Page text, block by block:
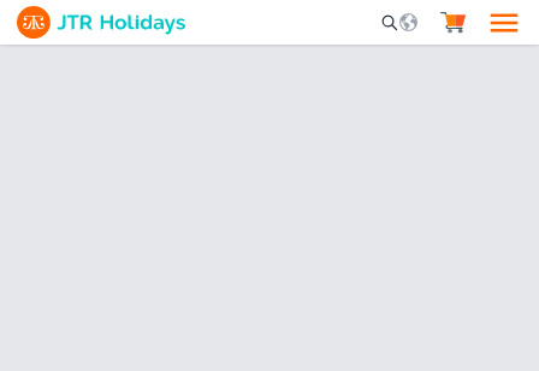
Mobile Search